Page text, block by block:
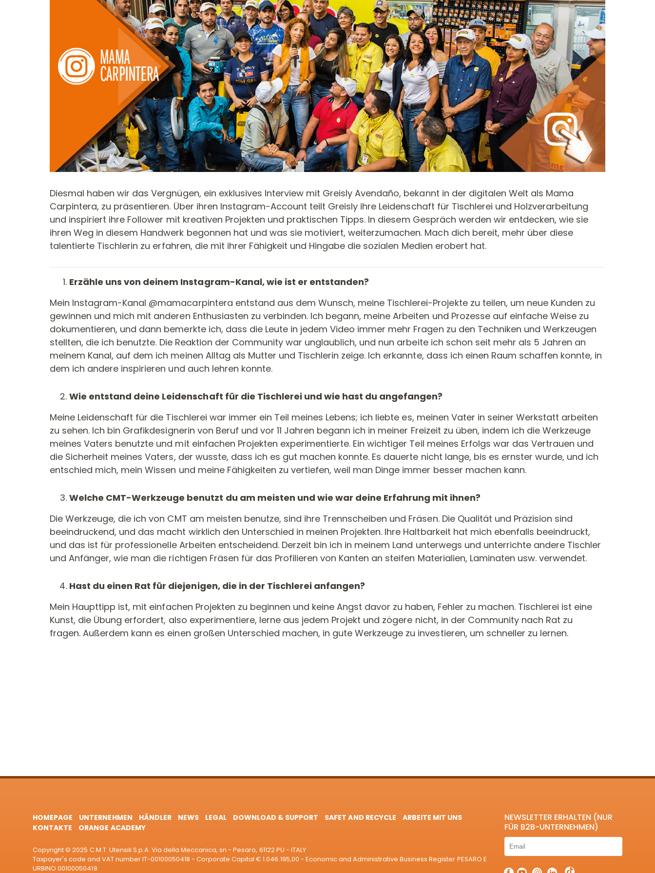
TOOLS® - ITK PLUS®
SÄBELSÄGEBLÄTTER
MESSERKÖPFE UND
MESSER/WENDEPLATTEN
OBERFRÄSEN
FRÄSERSETS
CONTRACTOR
FRÄSER FÜR
OBERFRÄSEN
DÜBELBOHRER
Diesmal haben wir das Vergnügen, ein exklusives Interview mit Greisly Avendaño, bekannt in der digitalen Welt als Mama
Carpintera, zu präsentieren. Über ihren Instagram-Account teilt Greisly ihre Leidenschaft für Tischlerei und Holzverarbeitung
und inspiriert ihre Follower mit kreativen Projekten und praktischen Tipps. In diesem Gespräch werden wir entdecken, wie sie
ihren Weg in diesem Handwerk begonnen hat und was sie motiviert, weiterzumachen. Mach dich bereit, mehr über diese
talentierte Tischlerin zu erfahren, die mit ihrer Fähigkeit und Hingabe die sozialen Medien erobert hat.
Erzähle uns von deinem Instagram-Kanal, wie ist er entstanden?
Mein Instagram-Kanal @mamacarpintera entstand aus dem Wunsch, meine Tischlerei-Projekte zu teilen, um neue Kunden zu
gewinnen und mich mit anderen Enthusiasten zu verbinden. Ich begann, meine Arbeiten und Prozesse auf einfache Weise zu
dokumentieren, und dann bemerkte ich, dass die Leute in jedem Video immer mehr Fragen zu den Techniken und Werkzeugen
stellten, die ich benutzte. Die Reaktion der Community war unglaublich, und nun arbeite ich schon seit mehr als 5 Jahren an
meinem Kanal, auf dem ich meinen Alltag als Mutter und Tischlerin zeige. Ich erkannte, dass ich einen Raum schaffen konnte, in
dem ich andere inspirieren und auch lehren konnte.
Wie entstand deine Leidenschaft für die Tischlerei und wie hast du angefangen?
Meine Leidenschaft für die Tischlerei war immer ein Teil meines Lebens; ich liebte es, meinen Vater in seiner Werkstatt arbeiten
zu sehen. Ich bin Grafikdesignerin von Beruf und vor 11 Jahren begann ich in meiner Freizeit zu üben, indem ich die Werkzeuge
meines Vaters benutzte und mit einfachen Projekten experimentierte. Ein wichtiger Teil meines Erfolgs war das Vertrauen und
die Sicherheit meines Vaters, der wusste, dass ich es gut machen konnte. Es dauerte nicht lange, bis es ernster wurde, und ich
entschied mich, mein Wissen und meine Fähigkeiten zu vertiefen, weil man Dinge immer besser machen kann.
Welche CMT-Werkzeuge benutzt du am meisten und wie war deine Erfahrung mit ihnen?
Die Werkzeuge, die ich von CMT am meisten benutze, sind ihre Trennscheiben und Fräsen. Die Qualität und Präzision sind
beeindruckend, und das macht wirklich den Unterschied in meinen Projekten. Ihre Haltbarkeit hat mich ebenfalls beeindruckt,
und das ist für professionelle Arbeiten entscheidend. Derzeit bin ich in meinem Land unterwegs und unterrichte andere Tischler
und Anfänger, wie man die richtigen Fräsen für das Profilieren von Kanten an steifen Materialien, Laminaten usw. verwendet.
Hast du einen Rat für diejenigen, die in der Tischlerei anfangen?
Mein Haupttipp ist, mit einfachen Projekten zu beginnen und keine Angst davor zu haben, Fehler zu machen. Tischlerei ist eine
Kunst, die Übung erfordert, also experimentiere, lerne aus jedem Projekt und zögere nicht, in der Community nach Rat zu
fragen. Außerdem kann es einen großen Unterschied machen, in gute Werkzeuge zu investieren, um schneller zu lernen.
HOMEPAGE UNTERNEHMEN HÄNDLER NEWS LEGAL DOWNLOAD & SUPPORT SAFET AND RECYCLE
ARBEITE MIT UNS
KONTAKTE
ORANGE ACADEMY
Copyright © 2025 C.M.T. Utensili S.p.A. Via della Meccanica, sn - Pesaro, 61122 PU - ITALY
Taxpayer's code and VAT number IT-00100050418 - Corporate Capital € 1.046.195,00 - Economic and Administrative Business Register PESARO E
URBINO 00100050418
NEWSLETTER ERHALTEN (NUR
FÜR B2B-UNTERNEHMEN)